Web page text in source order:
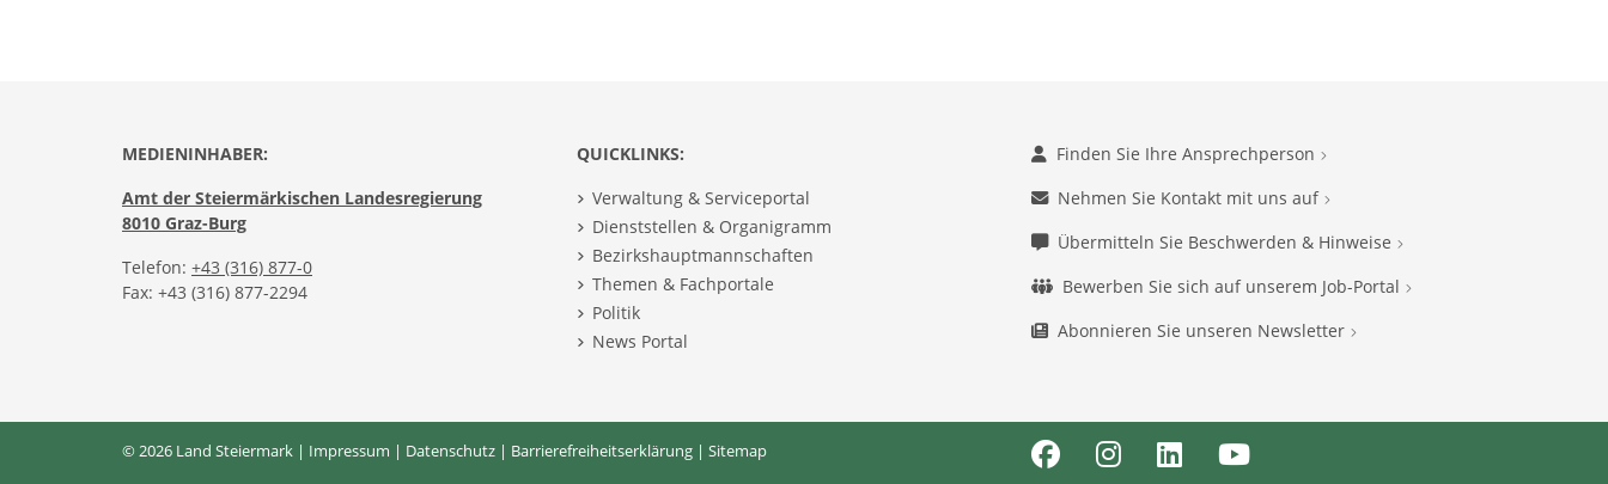
MEDIENINHABER:
Amt der Steiermärkischen Landesregierung
8010 Graz-Burg
Telefon: +43 (316) 877-0
Fax: +43 (316) 877-2294
QUICKLINKS:
Verwaltung & Serviceportal
Dienststellen & Organigramm
Bezirkshauptmannschaften
Themen & Fachportale
Politik
News Portal
Finden Sie Ihre Ansprechperson
Nehmen Sie Kontakt mit uns auf
Übermitteln Sie Beschwerden & Hinweise
Bewerben Sie sich auf unserem Job-Portal
Abonnieren Sie unseren Newsletter
© 2026 Land Steiermark | Impressum | Datenschutz | Barrierefreiheitserklärung | Sitemap FacebookInstagramLinkedInYoutube